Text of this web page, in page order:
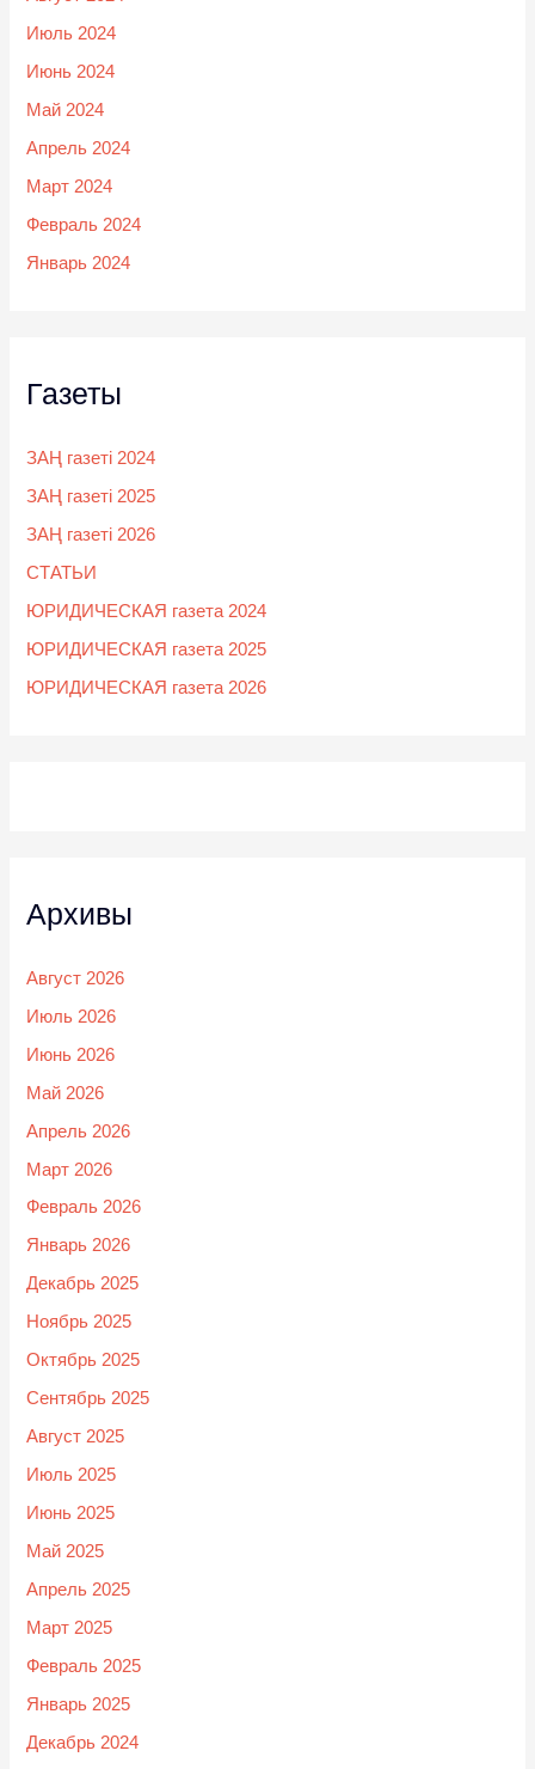
Июль 2024
Июнь 2024
Май 2024
Апрель 2024
Март 2024
Февраль 2024
Январь 2024
Газеты
ЗАҢ газеті 2024
ЗАҢ газеті 2025
ЗАҢ газеті 2026
СТАТЬИ
ЮРИДИЧЕСКАЯ газета 2024
ЮРИДИЧЕСКАЯ газета 2025
ЮРИДИЧЕСКАЯ газета 2026
Архивы
Август 2026
Июль 2026
Июнь 2026
Май 2026
Апрель 2026
Март 2026
Февраль 2026
Январь 2026
Декабрь 2025
Ноябрь 2025
Октябрь 2025
Сентябрь 2025
Август 2025
Июль 2025
Июнь 2025
Май 2025
Апрель 2025
Март 2025
Февраль 2025
Январь 2025
Декабрь 2024